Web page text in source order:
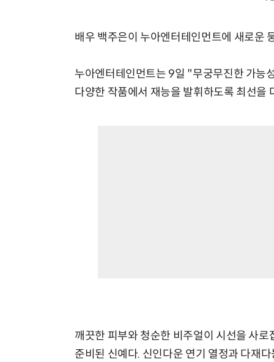
배우 백주은이 누아엔터테인먼트에 새로운
누아엔터테인먼트는 9일 "무궁무진한 가능
다양한 작품에서 재능을 발휘하도록 최선을
깨끗한 피부와 청순한 비주얼이 시선을 사
준비된 신예다. 신인다운 연기 열정과 다재